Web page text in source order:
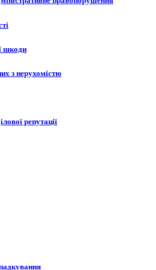
шкоди
з нерухомістю
репутації